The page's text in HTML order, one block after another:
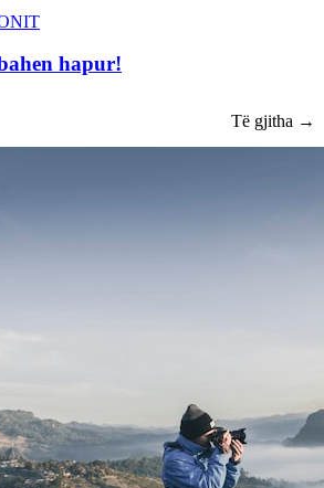
hapur!
Të gjitha →